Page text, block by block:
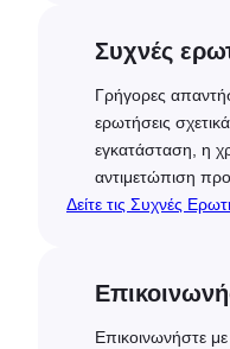
Συχνές
Γρήγορες
ερωτήσεις
εγκατάσταση, η
αντιμετώπιση
Δείτε τις Συχνές
Επικοινωνήστε